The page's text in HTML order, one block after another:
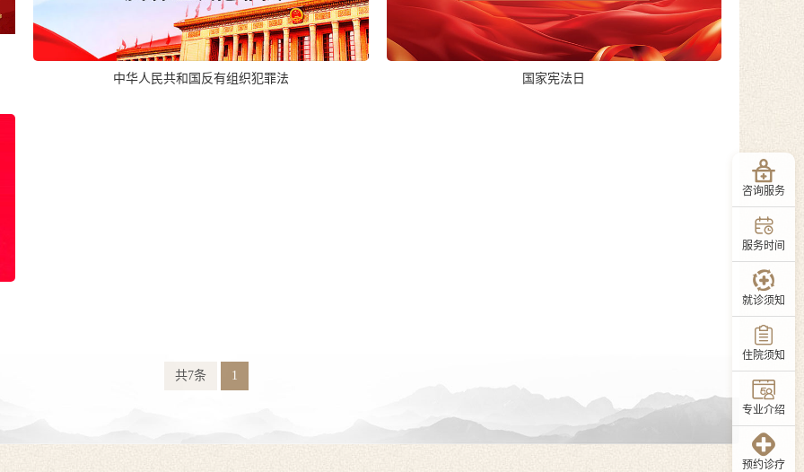
中华人民共和国反有组织犯罪法 国家宪法日
共7条 1
咨询服务
服务时间
就诊须知
住院须知
专业介绍
预约诊疗